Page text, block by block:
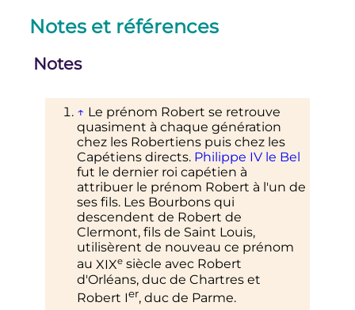
Notes et références
Notes
↑ Le prénom Robert se retrouve
quasiment à chaque génération
chez les Robertiens puis chez les
Capétiens directs. Philippe IV le Bel
fut le dernier roi capétien à
attribuer le prénom Robert à l'un de
ses fils. Les Bourbons qui
descendent de Robert de
Clermont, fils de Saint Louis,
utilisèrent de nouveau ce prénom
au XIXe siècle avec Robert
d'Orléans, duc de Chartres et
Robert Ier, duc de Parme.